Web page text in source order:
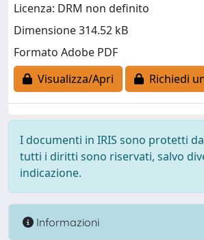
Licenza: DRM non definito
Dimensione 314.52 kB
Formato Adobe PDF
Visualizza/Apri
Richiedi
I documenti in IRIS sono protetti
tutti i diritti sono riservati, salvo
indicazione.
Informazioni